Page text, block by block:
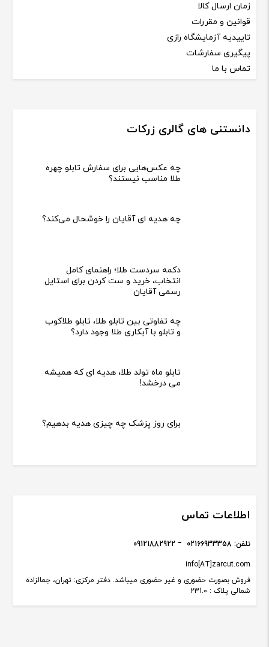
زمان ارسال کالا
قوانین و مقررات
تاییدیه آزمایشگاه رازی
پیگیری سفارشات
تماس با ما
دانستنی های گالری زرکات
چه عکس‌هایی برای سفارش تابلو چهره
طلا مناسب نیستند؟
چه هدیه‌ ای آقایان را خوشحال می‌کند؟
دکمه سردست طلا؛ راهنمای کامل
انتخاب، خرید و ست کردن برای استایل
رسمی آقایان
چه تفاوتی بین تابلو طلا، تابلو طلاکوب
و تابلو با آبکاری طلا وجود دارد؟
تابلو ماه تولد طلا، هدیه ای که همیشه
می درخشد!
برای روز پزشک چه چیزی هدیه بدهیم؟
اطلاعات تماس
فروش بصورت حضوری و غیر حضوری میباشد. دفتر مرکزی: تهران، جمالزاده
شمالی پلاک : 231.0
info[AT]zarcut.com
تلفن: 02166933358
09121882922